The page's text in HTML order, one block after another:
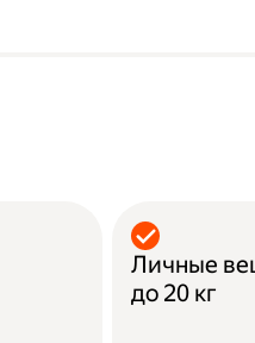
Личные
до 20 кг